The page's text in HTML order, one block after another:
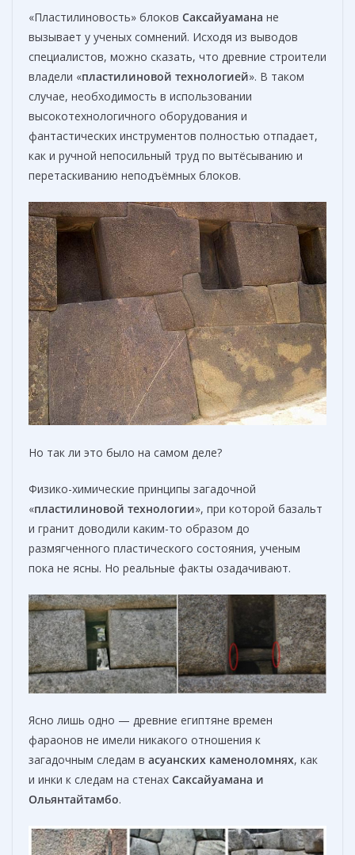
«Пластилиновость» блоков Саксайуамана не
вызывает у ученых сомнений. Исходя из выводов
специалистов, можно сказать, что древние строители
владели «пластилиновой технологией». В таком
случае, необходимость в использовании
высокотехнологичного оборудования и
фантастических инструментов полностью отпадает,
как и ручной непосильный труд по вытёсыванию и
перетаскиванию неподъёмных блоков.
Но так ли это было на самом деле?
Физико-химические принципы загадочной
«пластилиновой технологии», при которой базальт
и гранит доводили каким-то образом до
размягченного пластического состояния, ученым
пока не ясны. Но реальные факты озадачивают.
Ясно лишь одно — древние египтяне времен
фараонов не имели никакого отношения к
загадочным следам в асуанских каменоломнях, как
и инки к следам на стенах Саксайуамана и
Ольянтайтамбо.